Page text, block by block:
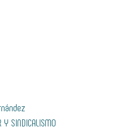
SINDICALISMO